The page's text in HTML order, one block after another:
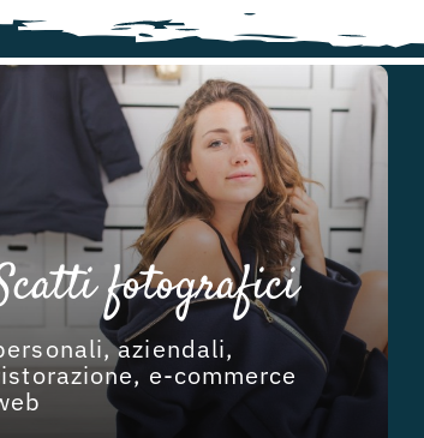
fotografici
aziendali,
e-commerce